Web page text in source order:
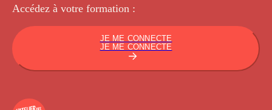
Accédez à votre formation :
JE ME CONNECTE
JE ME CONNECTE